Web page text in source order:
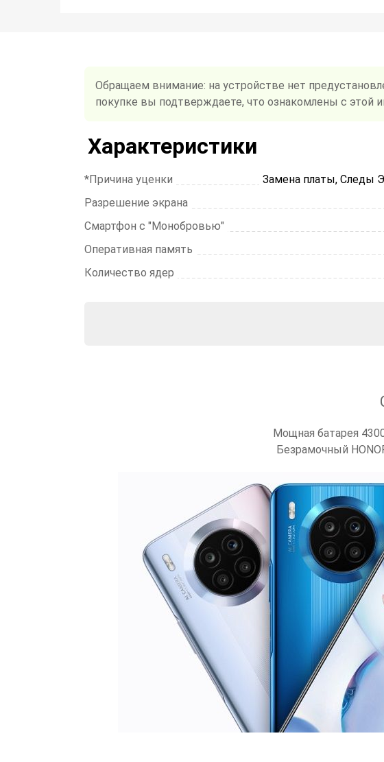
Обращаем внимание: на устройстве нет
покупке вы подтверждаете, что ознакомлены с этой
Характеристики
*Причина уценки Замена платы, Следы
Разрешение экрана
Смартфон с "Монобровью"
Оперативная память
Количество ядер
Мощная батарея
Безрамочный